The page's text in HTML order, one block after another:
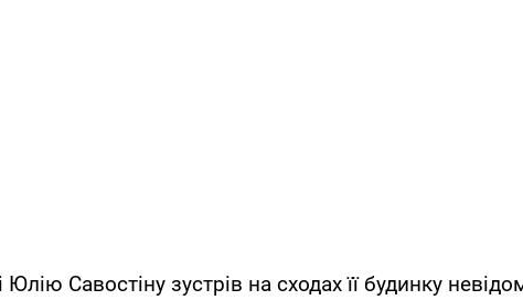
Юлію Савостіну зустрів на сходах її будинку